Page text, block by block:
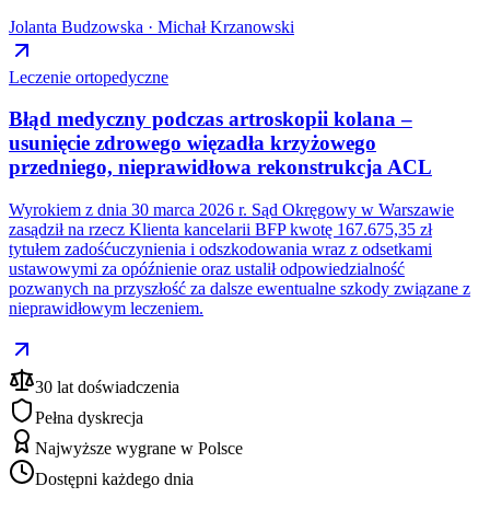
Jolanta Budzowska · Michał Krzanowski
Leczenie ortopedyczne
Błąd medyczny podczas artroskopii kolana –
usunięcie zdrowego więzadła krzyżowego
przedniego, nieprawidłowa rekonstrukcja ACL
Wyrokiem z dnia 30 marca 2026 r. Sąd Okręgowy w Warszawie
zasądził na rzecz Klienta kancelarii BFP kwotę 167.675,35 zł
tytułem zadośćuczynienia i odszkodowania wraz z odsetkami
ustawowymi za opóźnienie oraz ustalił odpowiedzialność
pozwanych na przyszłość za dalsze ewentualne szkody związane z
nieprawidłowym leczeniem.
30 lat doświadczenia
Pełna dyskrecja
Najwyższe wygrane w Polsce
Dostępni każdego dnia